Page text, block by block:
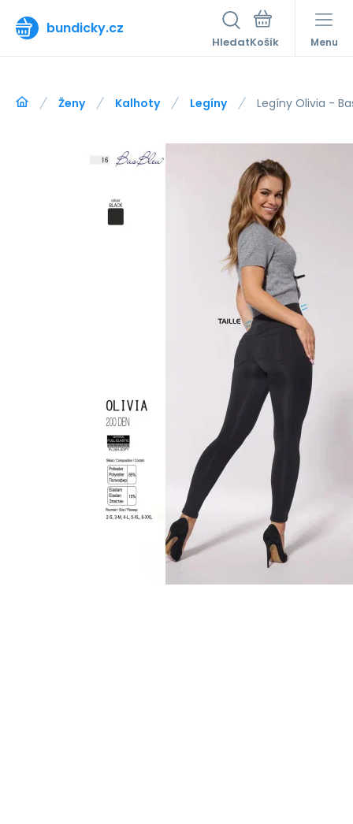
bundicky.cz
Hledat Menu
Ženy Kalhoty Legíny Legíny Olivia -